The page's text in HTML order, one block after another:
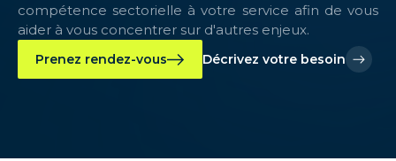
compétence sectorielle à votre service afin de vous
aider à vous concentrer sur d'autres enjeux.
Prenez rendez-vous Décrivez votre besoin